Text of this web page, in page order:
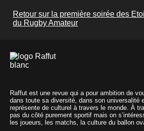
Retour sur la première soirée des
du Rugby Amateur
Raffut est une revue qui a pour ambition de
dans toute sa diversité, dans son universalité
représente de culturel à travers le monde. À
pas du côté purement sportif mais on
les joueurs, les matchs, la culture du ballon